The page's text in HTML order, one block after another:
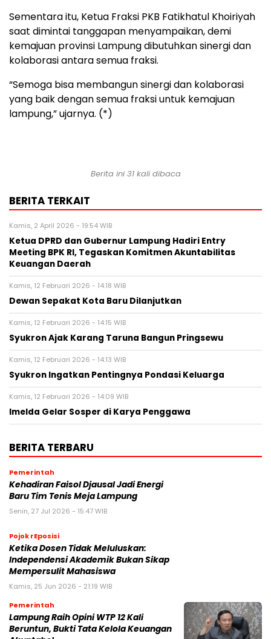
Sementara itu, Ketua Fraksi PKB Fatikhatul Khoiriyah
saat dimintai tanggapan menyampaikan, demi
kemajuan provinsi Lampung dibutuhkan sinergi dan
kolaborasi antara semua fraksi.
“Semoga bisa membangun sinergi dan kolaborasi
yang baik dengan semua fraksi untuk kemajuan
lampung,” ujarnya. (*)
Berita ini 31 kali dibaca
BERITA TERKAIT
Kamis, 2 April 2026 - 19:54 WIB
Ketua DPRD dan Gubernur Lampung Hadiri Entry
Meeting BPK RI, Tegaskan Komitmen Akuntabilitas
Keuangan Daerah
Kamis, 12 Februari 2026 - 14:18 WIB
Dewan Sepakat Kota Baru Dilanjutkan
Kamis, 12 Februari 2026 - 14:15 WIB
Syukron Ajak Karang Taruna Bangun Pringsewu
Kamis, 12 Februari 2026 - 14:13 WIB
Syukron Ingatkan Pentingnya Pondasi Keluarga
Kamis, 12 Februari 2026 - 14:09 WIB
Imelda Gelar Sosper di Karya Penggawa
BERITA TERBARU
Pemerintah
Kehadiran Faisol Djausal Jadi Energi
Baru Tim Tenis Meja Lampung
Senin, 27 Jul 2026 - 15:47 WIB
Pojok rEposisi
Ketika Dosen Tidak Meluluskan:
Independensi Akademik Bukan Sikap
Mempersulit Mahasiswa
Kamis, 25 Jun 2026 - 21:19 WIB
Pemerintah
Lampung Raih Opini WTP 12 Kali
Beruntun, Bukti Tata Kelola Keuangan